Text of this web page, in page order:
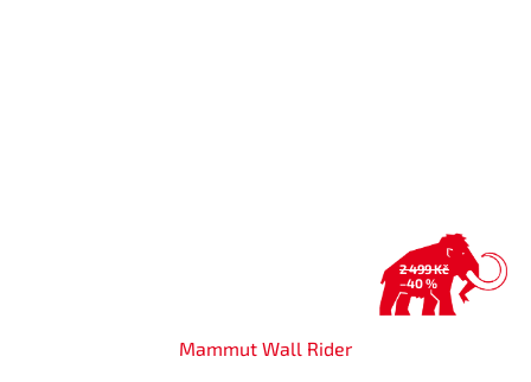
2 499 Kč
–40 %
Mammut Wall Rider